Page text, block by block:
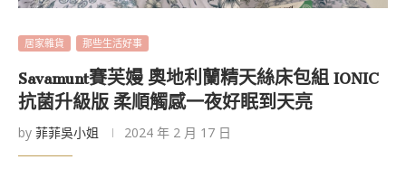
居家雜貨 那些生活好事
Savamunt賽芙嫚 奧地利蘭精天絲床包組 IONIC
抗菌升級版 柔順觸感一夜好眠到天亮
by 菲菲吳小姐 2024 年 2 月 17 日